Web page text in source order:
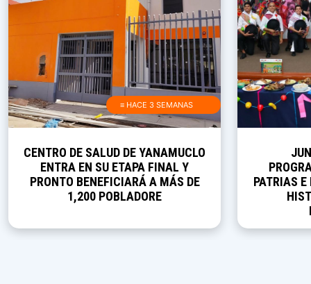
≡ HACE 3 SEMANAS
CENTRO DE SALUD DE YANAMUCLO
ENTRA EN SU ETAPA FINAL Y
PRONTO BENEFICIARÁ A MÁS DE
1,200 POBLADORE
PATRIAS